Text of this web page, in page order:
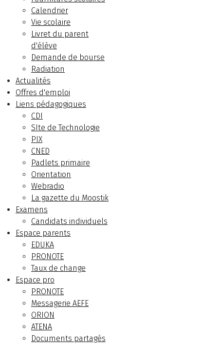
Calendrier
Vie scolaire
Livret du parent
d'élève
Demande de bourse
Radiation
Actualités
Offres d'emploi
Liens pédagogiques
CDI
SIte de Technologie
PIX
CNED
Padlets primaire
Orientation
Webradio
La gazette du Moostik
Examens
Candidats individuels
Espace parents
EDUKA
PRONOTE
Taux de change
Espace pro
PRONOTE
Messagerie AEFE
ORION
ATENA
Documents partagés